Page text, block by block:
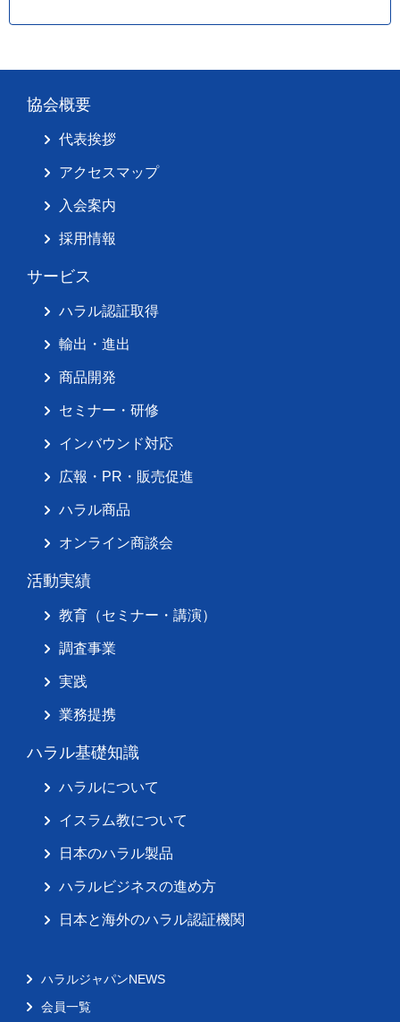
協会概要
代表挨拶
アクセスマップ
入会案内
採用情報
サービス
ハラル認証取得
輸出・進出
商品開発
セミナー・研修
インバウンド対応
広報・PR・販売促進
ハラル商品
オンライン商談会
活動実績
教育（セミナー・講演）
調査事業
実践
業務提携
ハラル基礎知識
ハラルについて
イスラム教について
日本のハラル製品
ハラルビジネスの進め方
日本と海外のハラル認証機関
ハラルジャパンNEWS
会員一覧